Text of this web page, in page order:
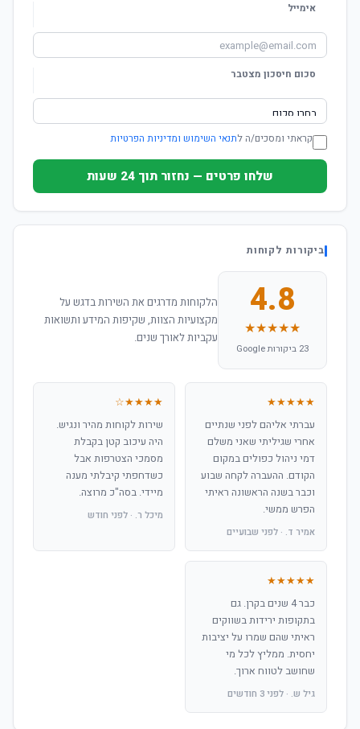
אימייל
סכום חיסכון מצטבר
קראתי ומסכים/ה לתנאי השימוש ומדיניות הפרטיות
שלחו פרטים — נחזור תוך 24 שעות
ביקורות לקוחות
4.8
★★★★★
23 ביקורות Google
הלקוחות מדרגים את השירות בדגש על
מקצועיות הצוות, שקיפות המידע ותשואות
עקביות לאורך שנים.
★★★★★
עברתי אליהם לפני שנתיים
אחרי שגיליתי שאני משלם
דמי ניהול כפולים במקום
הקודם. ההעברה לקחה שבוע
וכבר בשנה הראשונה ראיתי
הפרש ממשי.
אמיר ד. · לפני שבועיים
★★★★☆
שירות לקוחות מהיר ונגיש.
היה עיכוב קטן בקבלת
מסמכי הצטרפות אבל
כשדחפתי קיבלתי מענה
מיידי. בסה"כ מרוצה.
מיכל ר. · לפני חודש
★★★★★
כבר 4 שנים בקרן. גם
בתקופות ירידות בשווקים
ראיתי שהם שמרו על יציבות
יחסית. ממליץ לכל מי
שחושב לטווח ארוך.
גיל ש. · לפני 3 חודשים